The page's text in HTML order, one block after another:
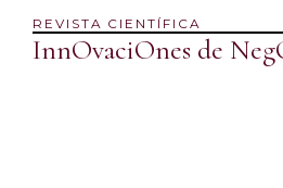
REVISTA CIENTÍFICA
InnOvaciOnes de